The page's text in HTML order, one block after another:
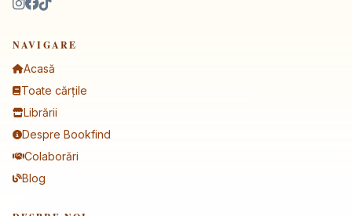
NAVIGARE
Acasă
Toate cărțile
Librării
Despre Bookfind
Colaborări
Blog